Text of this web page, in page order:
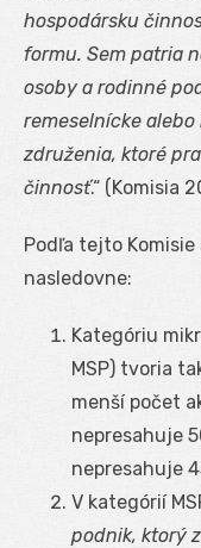
hospodársku
formu. Sem patria
osoby a rodinné
remeselnícke
združenia, ktoré
činnosť.“ (Komisia
Podľa tejto
nasledovne:
Kategóriu
MSP) tvoria
menší počet
nepresahuje
nepresahuje
V kategórií
podnik, ktorý